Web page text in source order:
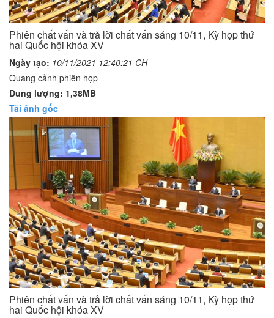
Phiên chất vấn và trả lời chất vấn sáng 10/11, Kỳ họp thứ
hai Quốc hội khóa XV
Ngày tạo: 10/11/2021 12:40:21 CH
Quang cảnh phiên họp
Dung lượng: 1,38MB
Tải ảnh gốc
Phiên chất vấn và trả lời chất vấn sáng 10/11, Kỳ họp thứ
hai Quốc hội khóa XV